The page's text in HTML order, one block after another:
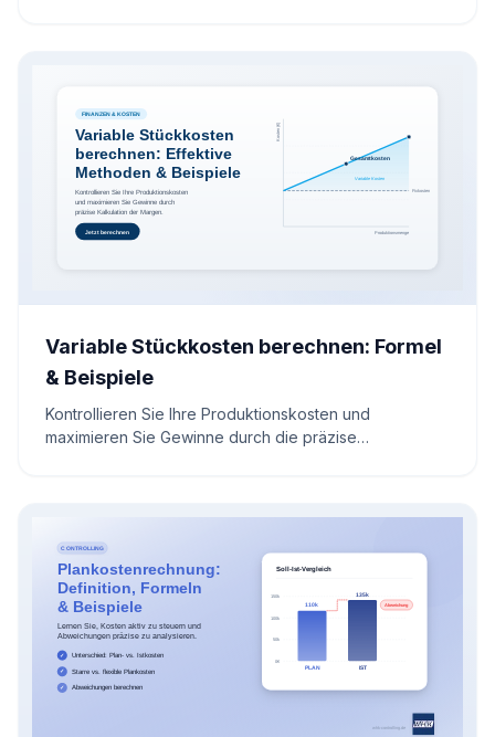
Variable Stückkosten berechnen: Formel
& Beispiele
Kontrollieren Sie Ihre Produktionskosten und
maximieren Sie Gewinne durch die präzise